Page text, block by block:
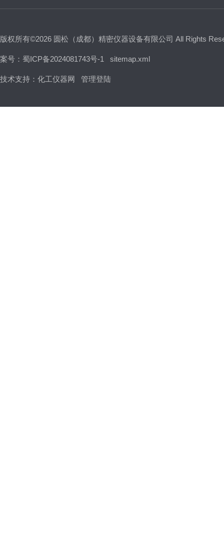
版权所有©2026 圆松（成都）精密仪器设备有限公司 All Rights
案号：蜀ICP备2024081743号-1 sitemap.xml
技术支持： 化工仪器网 管理登陆